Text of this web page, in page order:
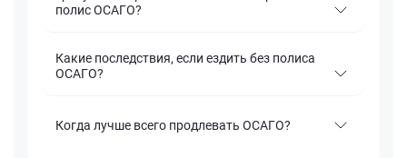
полис ОСАГО?
Какие последствия, если ездить без полиса
ОСАГО?
Когда лучше всего продлевать ОСАГО?